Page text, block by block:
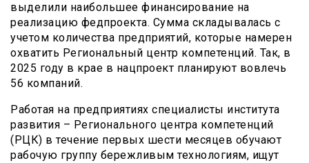
выделили наибольшее финансирование на
реализацию федпроекта. Сумма складывалась с
учетом количества предприятий, которые намерен
охватить Региональный центр компетенций. Так, в
2025 году в крае в нацпроект планируют вовлечь
56 компаний.
Работая на предприятиях специалисты института
развития – Регионального центра компетенций
(РЦК) в течение первых шести месяцев обучают
рабочую группу бережливым технологиям, ищут